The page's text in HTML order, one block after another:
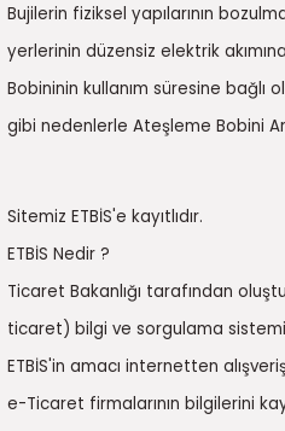
Bujilerin fiziksel yapılarının
yerlerinin düzensiz elektrik
Bobininin kullanım süresine bağlı
gibi nedenlerle Ateşleme Bobini
Sitemiz ETBİS'e kayıtlıdır.
ETBİS Nedir ?
Ticaret Bakanlığı tarafından
ticaret) bilgi ve sorgulama
ETBİS'in amacı internetten
e-Ticaret firmalarının bilgilerini